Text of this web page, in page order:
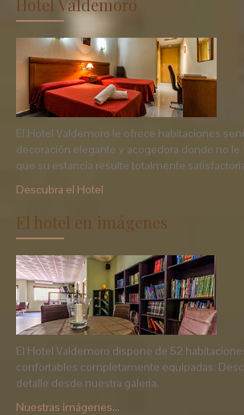
Hotel Valdemoro
El Hotel Valdemoro le ofrece habitaciones
decoración elegante y acogedora donde no le
que su estancia resulte totalmente
Descubra el Hotel
El hotel en imágenes
El Hotel Valdemoro dispone de 52
confortables completamente equipadas.
detalle desde nuestra galería.
Nuestras imágenes...